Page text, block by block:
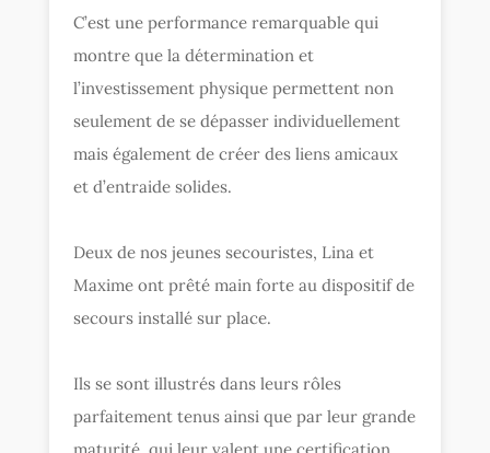
C’est une performance remarquable qui
montre que la détermination et
l’investissement physique permettent non
seulement de se dépasser individuellement
mais également de créer des liens amicaux
et d’entraide solides.
Deux de nos jeunes secouristes, Lina et
Maxime ont prêté main forte au dispositif de
secours installé sur place.
Ils se sont illustrés dans leurs rôles
parfaitement tenus ainsi que par leur grande
maturité, qui leur valent une certification